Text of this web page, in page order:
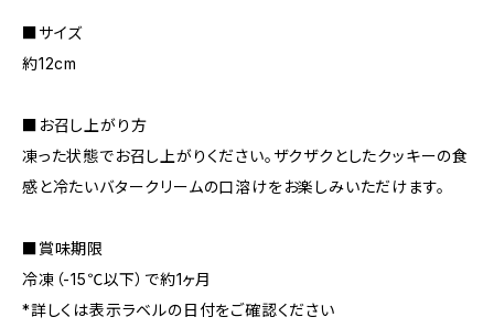
■サイズ
約12cm
■お召し上がり方
凍った状態でお召し上がりください。ザクザクとしたクッキーの食
感と冷たいバタークリームの口溶けをお楽しみいただけます。
■賞味期限
冷凍（-15℃以下）で約1ヶ月
*詳しくは表示ラベルの日付をご確認ください